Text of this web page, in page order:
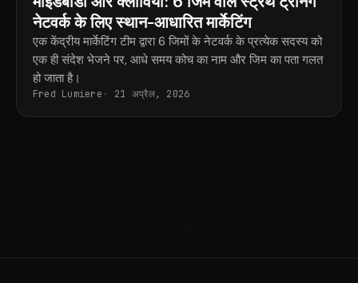
नेटवर्क के लिए स्थान-आधारित मार्केटिंग
एक केंद्रीय मार्केटिंग टीम द्वारा 6 जिमों के नेटवर्क के प्रत्येक सदस्य को
एक ही संदेश भेजने पर, आधे समय कोच का नाम और जिम का पता गलत
हो जाता है।
Fred Lumiere 21 अप्रैल, 2026